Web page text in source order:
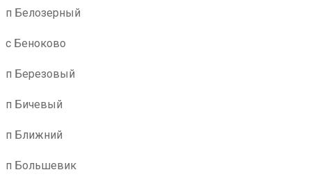
п Белозерный
с Беноково
п Березовый
п Бичевый
п Ближний
п Большевик